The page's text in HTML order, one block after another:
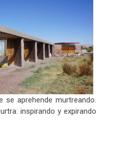
se aprehende murtreando.
inspirando y expirando